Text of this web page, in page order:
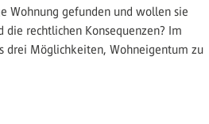
Wohnung gefunden und wollen sie
die rechtlichen Konsequenzen? Im
drei Möglichkeiten, Wohneigentum zu